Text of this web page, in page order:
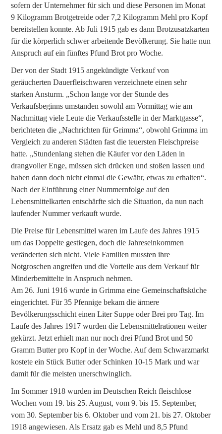
sofern der Unternehmer für sich und diese Personen im Monat
9 Kilogramm Brotgetreide oder 7,2 Kilogramm Mehl pro Kopf
bereitstellen konnte. Ab Juli 1915 gab es dann Brotzusatzkarten
für die körperlich schwer arbeitende Bevölkerung. Sie hatte nun
Anspruch auf ein fünftes Pfund Brot pro Woche.
Der von der Stadt 1915 angekündigte Verkauf von
geräucherten Dauerfleischwaren verzeichnete einen sehr
starken Ansturm. „Schon lange vor der Stunde des
Verkaufsbeginns umstanden sowohl am Vormittag wie am
Nachmittag viele Leute die Verkaufsstelle in der Marktgasse“,
berichteten die „Nachrichten für Grimma“, obwohl Grimma im
Vergleich zu anderen Städten fast die teuersten Fleischpreise
hatte. „Stundenlang stehen die Käufer vor den Läden in
drangvoller Enge, müssen sich drücken und stoßen lassen und
haben dann doch nicht einmal die Gewähr, etwas zu erhalten“.
Nach der Einführung einer Nummernfolge auf den
Lebensmittelkarten entschärfte sich die Situation, da nun nach
laufender Nummer verkauft wurde.
Die Preise für Lebensmittel waren im Laufe des Jahres 1915
um das Doppelte gestiegen, doch die Jahreseinkommen
veränderten sich nicht. Viele Familien mussten ihre
Notgroschen angreifen und die Vorteile aus dem Verkauf für
Minderbemittelte in Anspruch nehmen.
Am 26. Juni 1916 wurde in Grimma eine Gemeinschaftsküche
eingerichtet. Für 35 Pfennige bekam die ärmere
Bevölkerungsschicht einen Liter Suppe oder Brei pro Tag. Im
Laufe des Jahres 1917 wurden die Lebensmittelrationen weiter
gekürzt. Jetzt erhielt man nur noch drei Pfund Brot und 50
Gramm Butter pro Kopf in der Woche. Auf dem Schwarzmarkt
kostete ein Stück Butter oder Schinken 10-15 Mark und war
damit für die meisten unerschwinglich.
Im Sommer 1918 wurden im Deutschen Reich fleischlose
Wochen vom 19. bis 25. August, vom 9. bis 15. September,
vom 30. September bis 6. Oktober und vom 21. bis 27. Oktober
1918 angewiesen. Als Ersatz gab es Mehl und 8,5 Pfund